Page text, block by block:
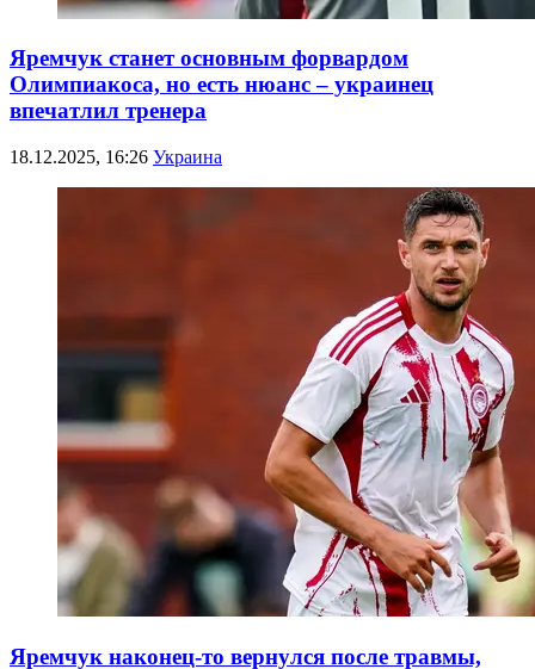
Яремчук станет основным форвардом
Олимпиакоса, но есть нюанс – украинец
впечатлил тренера
18.12.2025, 16:26 Украина
Яремчук наконец-то вернулся после травмы,